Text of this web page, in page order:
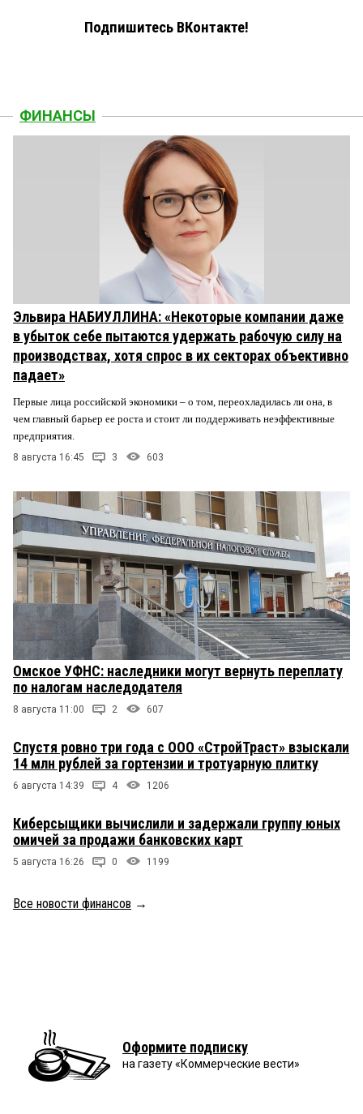
Подпишитесь ВКонтакте!
ФИНАНСЫ
Эльвира НАБИУЛЛИНА: «Некоторые компании даже
в убыток себе пытаются удержать рабочую силу на
производствах, хотя спрос в их секторах объективно
падает»
Первые лица российской экономики – о том, переохладилась ли она, в
чем главный барьер ее роста и стоит ли поддерживать неэффективные
предприятия.
8 августа 16:45 3 603
Омское УФНС: наследники могут вернуть переплату
по налогам наследодателя
8 августа 11:00 2 607
Спустя ровно три года с ООО «СтройТраст» взыскали
14 млн рублей за гортензии и тротуарную плитку
6 августа 14:39 4 1206
Киберсыщики вычислили и задержали группу юных
омичей за продажи банковских карт
5 августа 16:26 0 1199
Все новости финансов →
Оформите подписку
на газету «Коммерческие вести»